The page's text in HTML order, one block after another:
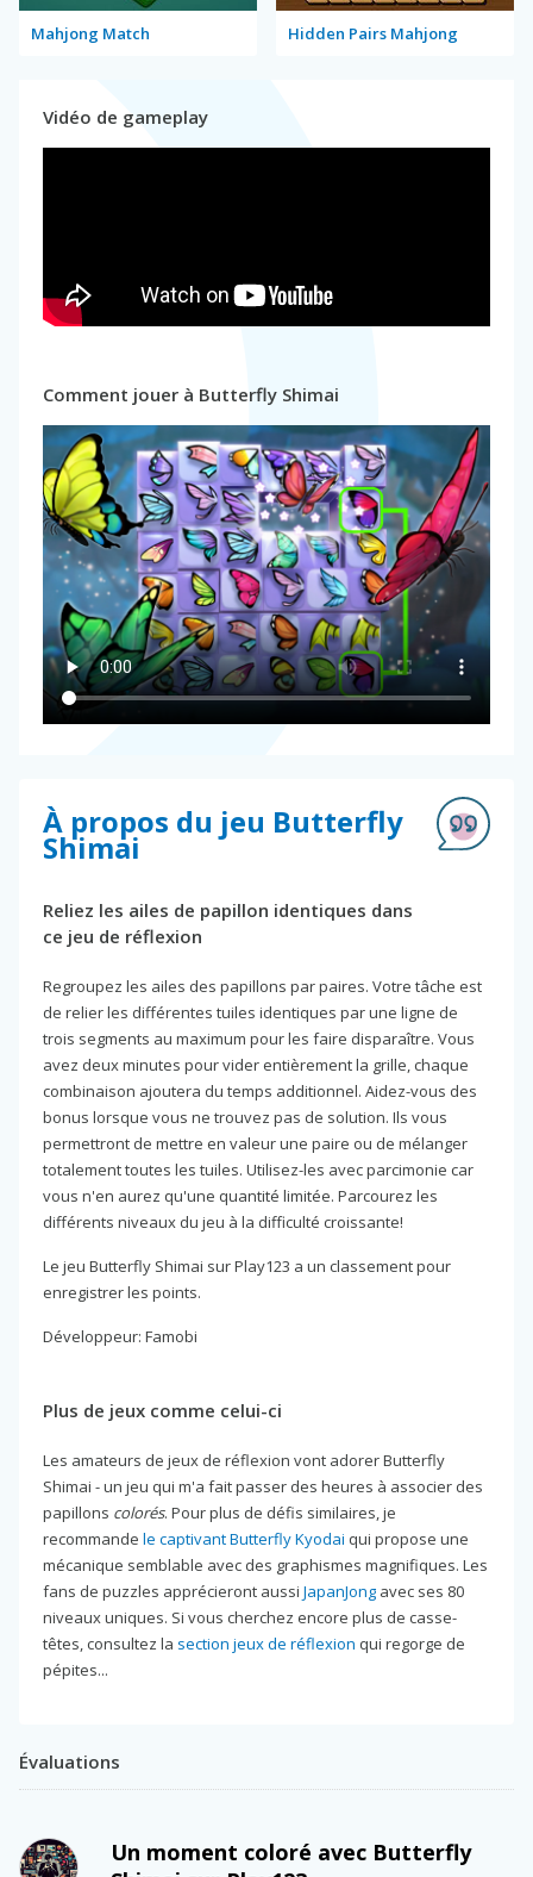
Mahjong Match Hidden Pairs Mahjong
Vidéo de gameplay
Comment jouer à Butterfly Shimai
À propos du jeu Butterfly
Shimai
Reliez les ailes de papillon identiques dans
ce jeu de réflexion
Regroupez les ailes des papillons par paires. Votre tâche est
de relier les différentes tuiles identiques par une ligne de
trois segments au maximum pour les faire disparaître. Vous
avez deux minutes pour vider entièrement la grille, chaque
combinaison ajoutera du temps additionnel. Aidez-vous des
bonus lorsque vous ne trouvez pas de solution. Ils vous
permettront de mettre en valeur une paire ou de mélanger
totalement toutes les tuiles. Utilisez-les avec parcimonie car
vous n'en aurez qu'une quantité limitée. Parcourez les
différents niveaux du jeu à la difficulté croissante!
Le jeu Butterfly Shimai sur Play123 a un classement pour
enregistrer les points.
Développeur: Famobi
Plus de jeux comme celui-ci
Les amateurs de jeux de réflexion vont adorer Butterfly
Shimai - un jeu qui m'a fait passer des heures à associer des
papillons colorés. Pour plus de défis similaires, je
recommande le captivant Butterfly Kyodai qui propose une
mécanique semblable avec des graphismes magnifiques. Les
fans de puzzles apprécieront aussi JapanJong avec ses 80
niveaux uniques. Si vous cherchez encore plus de casse-
têtes, consultez la section jeux de réflexion qui regorge de
pépites...
Évaluations
Un moment coloré avec Butterfly